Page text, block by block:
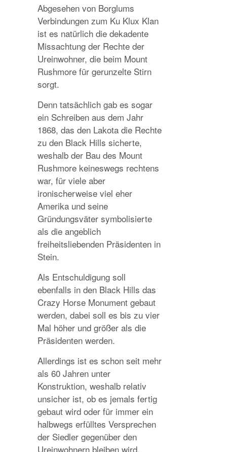
Abgesehen von Borglums
Verbindungen zum Ku Klux Klan
ist es natürlich die dekadente
Missachtung der Rechte der
Ureinwohner, die beim Mount
Rushmore für gerunzelte Stirn
sorgt.
Denn tatsächlich gab es sogar
ein Schreiben aus dem Jahr
1868, das den Lakota die Rechte
zu den Black Hills sicherte,
weshalb der Bau des Mount
Rushmore keineswegs rechtens
war, für viele aber
ironischerweise viel eher
Amerika und seine
Gründungsväter symbolisierte
als die angeblich
freiheitsliebenden Präsidenten in
Stein.
Als Entschuldigung soll
ebenfalls in den Black Hills das
Crazy Horse Monument gebaut
werden, dabei soll es bis zu vier
Mal höher und größer als die
Präsidenten werden.
Allerdings ist es schon seit mehr
als 60 Jahren unter
Konstruktion, weshalb relativ
unsicher ist, ob es jemals fertig
gebaut wird oder für immer ein
halbwegs erfülltes Versprechen
der Siedler gegenüber den
Ureinwohnern bleiben wird.